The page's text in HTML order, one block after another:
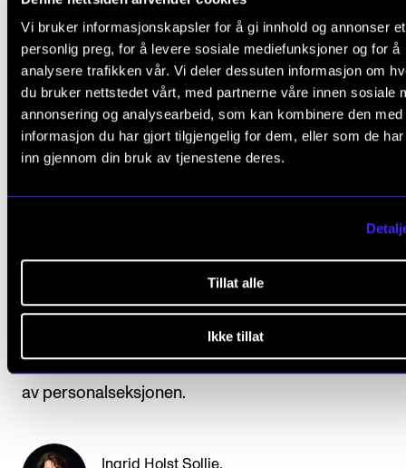
Vi bruker informasjonskapsler for å gi innhold og annonser et
personlig preg, for å levere sosiale mediefunksjoner og for å
analysere trafikken vår. Vi deler dessuten informasjon om
du bruker nettstedet vårt, med partnerne våre innen sosiale
annonsering og analysearbeid, som kan kombinere den med
informasjon du har gjort tilgjengelig for dem, eller som de
inn gjennom din bruk av tjenestene deres.
Tillat alle
Ikke tillat
Fagmiljøsidene(nmh.no)
Feil i personopplysingar på nettsidene?
Treng du hjelp?
Ta kontakt med oss påwebmaster@nmh.no.
Husk at stillingstittel, fagseksjon eller fagmiljø må
av personalseksjonen.
Ingrid Holst Sollie,